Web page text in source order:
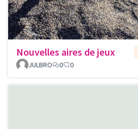
Nouvelles aires de jeux
JULBRO
0 0